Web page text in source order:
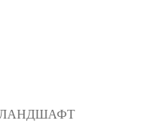
ЛАНДШАФТ